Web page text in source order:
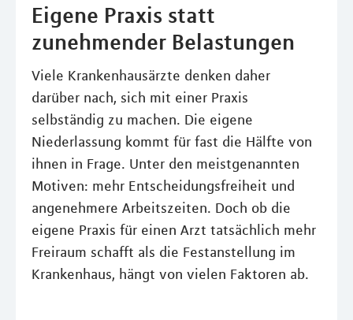
Eigene Praxis statt
zunehmender Belastungen
Viele Krankenhausärzte denken daher
darüber nach, sich mit einer Praxis
selbständig zu machen. Die eigene
Niederlassung kommt für fast die Hälfte von
ihnen in Frage. Unter den meistgenannten
Motiven: mehr Entscheidungsfreiheit und
angenehmere Arbeitszeiten. Doch ob die
eigene Praxis für einen Arzt tatsächlich mehr
Freiraum schafft als die Festanstellung im
Krankenhaus, hängt von vielen Faktoren ab.